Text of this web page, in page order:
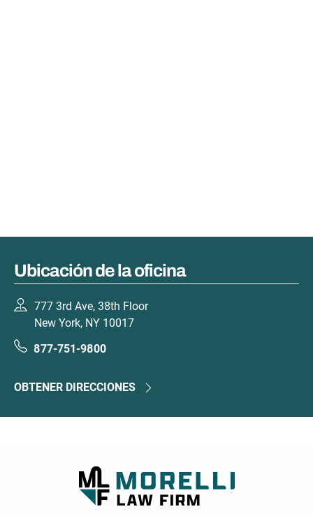
Ubicación de la oficina
777 3rd Ave, 38th Floor
New York, NY 10017
877-751-9800
OBTENER DIRECCIONES